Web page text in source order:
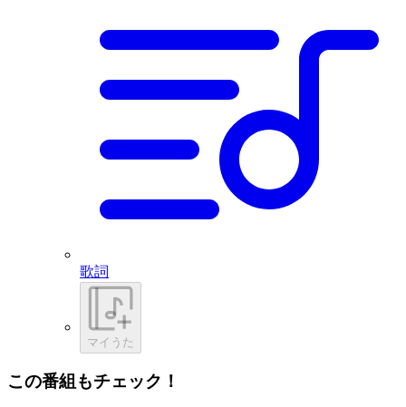
歌詞
マイうた
この番組もチェック！